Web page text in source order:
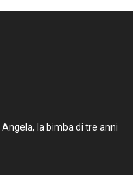
Angela, la bimba di tre anni